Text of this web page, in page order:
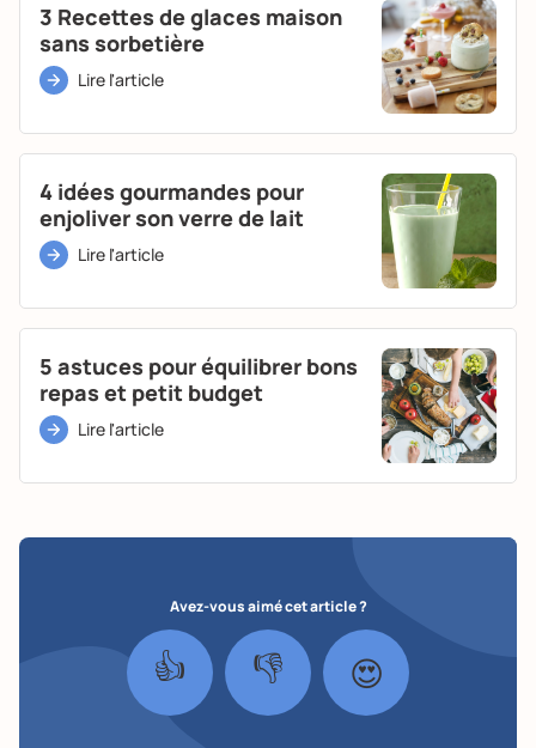
3 Recettes de glaces maison
sans sorbetière
Lire l'article
4 idées gourmandes pour
enjoliver son verre de lait
Lire l'article
5 astuces pour équilibrer bons
repas et petit budget
Lire l'article
Avez-vous aimé cet article ?
👍 👎 😍